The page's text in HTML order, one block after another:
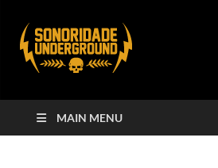
MAIN MENU